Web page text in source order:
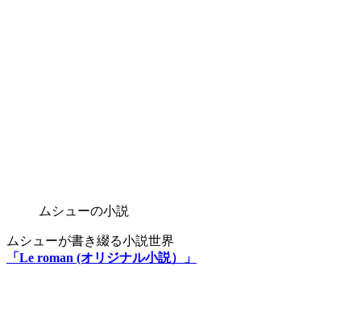
ムシューの小説
ムシューが書き綴る小説世界
「Le roman (オリジナル小説）」